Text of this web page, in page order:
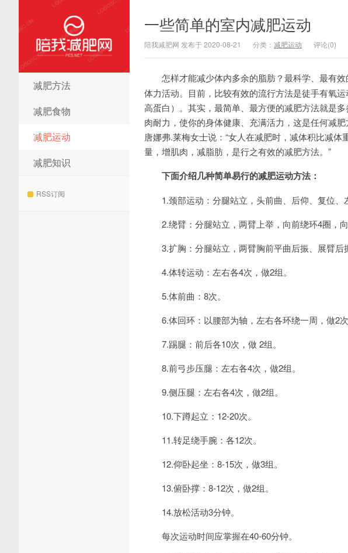
陪我减肥网
减肥方法
减肥食物
减肥运动
减肥知识
RSS订阅
一些简单的室内减肥运动
陪我减肥网 发布于 2020-08-21 分类： 减肥运动 评论(0)
怎样才能减少体内多余的脂肪？最科学、最有
体力活动。目前，比较有效的流行方法是徒手有氧
高蛋白）。其实，最简单、最方便的减肥方法就是
肉耐力，使你的身体健康、充满活力，这是任何减
唐娜弗.莱梅女士说：“女人在减肥时，减体积比减
量，增肌肉，减脂肪，是行之有效的减肥方法。”
下面介绍几种简单易行的减肥运动方法：
1.颈部运动：分腿站立，头前曲、后仰、复位、
2.绕臂：分腿站立，两臂上举，向前绕环4圈，向
3.扩胸：分腿站立，两臂胸前平曲后振、展臂后
4.体转运动：左右各4次，做2组。
5.体前曲：8次。
6.体回环：以腰部为轴，左右各环绕一周，做2次
7.踢腿：前后各10次，做 2组。
8.前弓步压腿：左右各4次，做2组。
9.侧压腿：左右各4次，做2组。
10.下蹲起立：12-20次。
11.转足绕手腕：各12次。
12.仰卧起坐：8-15次，做3组。
13.俯卧撑：8-12次，做2组。
14.放松活动3分钟。
每次运动时间应掌握在40-60分钟。